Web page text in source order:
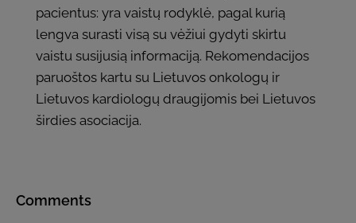
pacientus: yra vaistų rodyklė, pagal kurią
lengva surasti visą su vėžiui gydyti skirtu
vaistu susijusią informaciją. Rekomendacijos
paruoštos kartu su Lietuvos onkologų ir
Lietuvos kardiologų draugijomis bei Lietuvos
širdies asociacija.
Comments